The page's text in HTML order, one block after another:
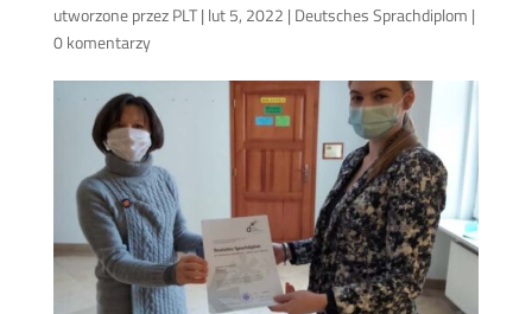
utworzone przezPLT| lut 5, 2022 | Deutsches Sprachdiplom |
0 komentarzy